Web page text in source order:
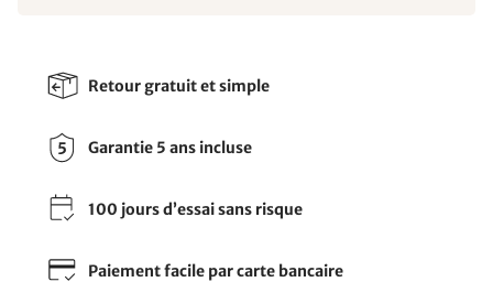
Retour gratuit et simple
Garantie 5 ans incluse
100 jours d’essai sans risque
Paiement facile par carte bancaire